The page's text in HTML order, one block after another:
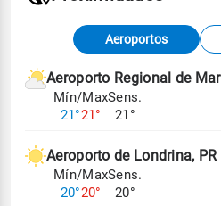
Fonte: dados combinados
meteorológicas e satélite
de Tempo e Estudos
Para obter mais
Aeroportos
Aeroporto Regional de
Mín/Max
21°21°
Sens.
21°
Aeroporto de Londrina, PR
Mín/Max
20°20°
Sens.
20°